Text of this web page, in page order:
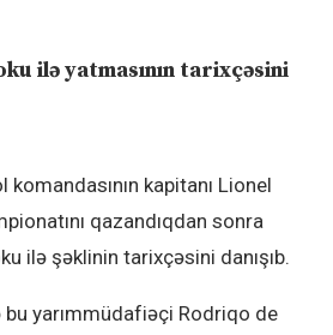
ilə yatmasının tarixçəsini
kapitanı Lionel
qazandıqdan sonra
ilə şəklinin tarixçəsini danışıb.
yarımmüdafiəçi Rodriqo de